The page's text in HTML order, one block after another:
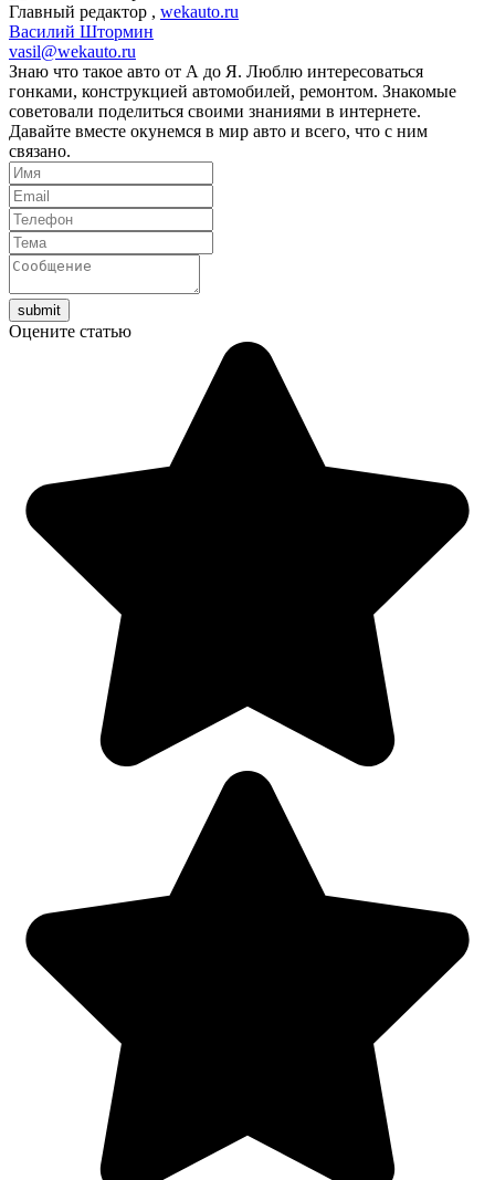
Главный редактор , wekauto.ru
Василий Штормин
vasil@wekauto.ru
Знаю что такое авто от А до Я. Люблю интересоваться
гонками, конструкцией автомобилей, ремонтом. Знакомые
советовали поделиться своими знаниями в интернете.
Давайте вместе окунемся в мир авто и всего, что с ним
связано.
Оцените статью